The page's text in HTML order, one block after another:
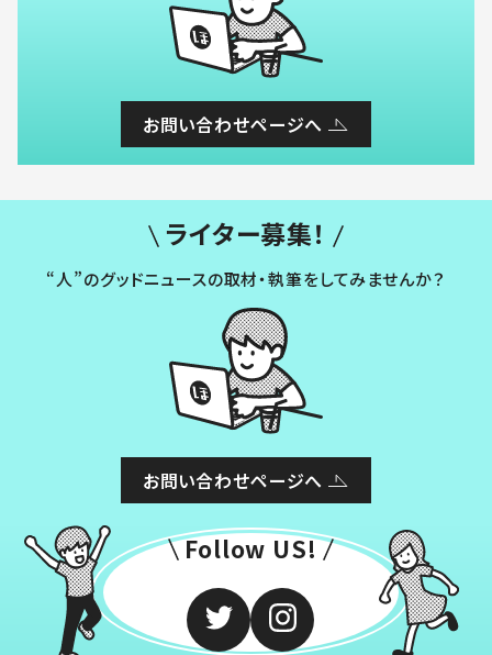
お問い合わせページへ
ライター募集！
“人”のグッドニュースの取材・執筆をしてみませんか？
お問い合わせページへ
Follow US!